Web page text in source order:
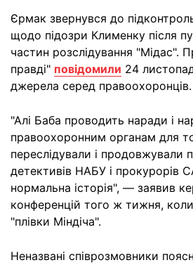
Єрмак звернувся до
щодо підозри Клименку після
частин розслідування "Мідас".
правді" повідомили 24
джерела серед правоохоронців.
"Алі Баба проводить наради і
правоохоронним органам для
переслідували і продовжували
детективів НАБУ і прокурорів
нормальна історія", — заявив
конференцій того ж тижня,
"плівки Міндіча".
Неназвані співрозмовники